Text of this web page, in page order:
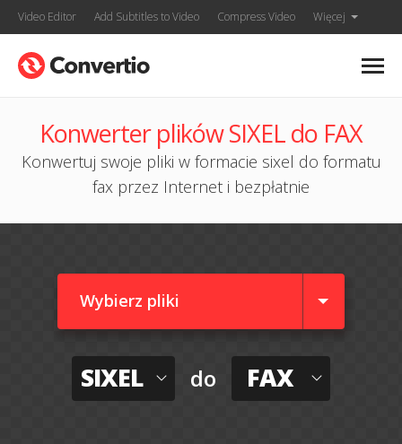
Video Editor Add Subtitles to Video Compress Video Więcej
Konwerter plików SIXEL do FAX
Konwertuj swoje pliki w formacie sixel do formatu
fax przez Internet i bezpłatnie
Wybierz pliki
SIXEL do FAX